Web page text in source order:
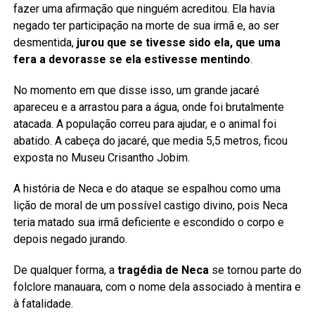
fazer uma afirmação que ninguém acreditou. Ela havia
negado ter participação na morte de sua irmã e, ao ser
desmentida, jurou que se tivesse sido ela, que uma
fera a devorasse se ela estivesse mentindo.
No momento em que disse isso, um grande jacaré
apareceu e a arrastou para a água, onde foi brutalmente
atacada. A população correu para ajudar, e o animal foi
abatido. A cabeça do jacaré, que media 5,5 metros, ficou
exposta no Museu Crisantho Jobim.
A história de Neca e do ataque se espalhou como uma
lição de moral de um possível castigo divino, pois Neca
teria matado sua irmã deficiente e escondido o corpo e
depois negado jurando.
De qualquer forma, a tragédia de Necase tornou parte do
folclore manauara, com o nome dela associado à mentira e
à fatalidade.